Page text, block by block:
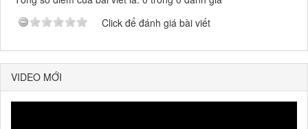
Click để đánh giá bài viết
VIDEO MỚI